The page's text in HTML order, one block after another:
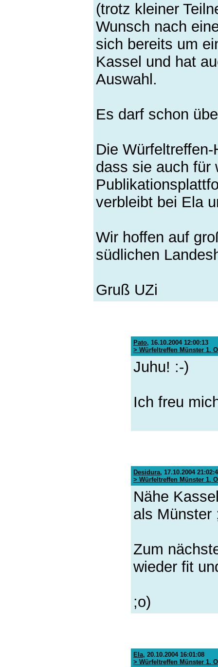
(trotz kleiner
Wunsch nach
sich bereits um
Kassel und hat
Auswahl.
Es darf schon
Die
dass sie auch für
verbleibt bei Ela
Wir hoffen auf
südlichen
Gruß UZi
Pato, 16.10.2004 12:00:13
> Würfeltreffen Münster 1.
Juhu! :-)
Ich freu
Desidura, 17.10.2004
> Würfeltreffen Münster 1.
Nähe
als Münster
Zum
wieder fit
;o)
Ela, 20.10.2004 16:01:08
> Würfeltreffen Münster 1.